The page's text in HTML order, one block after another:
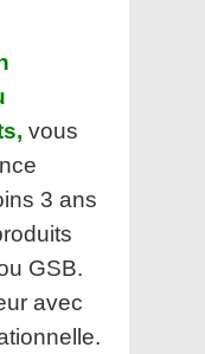
vous
3 ans
GSB.
avec